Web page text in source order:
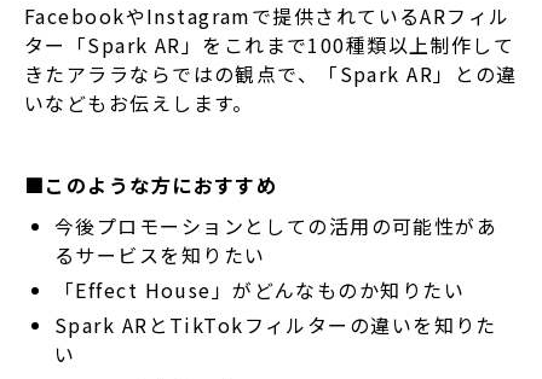
FacebookやInstagramで提供されているARフィル
ター「Spark AR」をこれまで100種類以上制作して
きたアララならではの観点で、「Spark AR」との違
いなどもお伝えします。
■このような方におすすめ
今後プロモーションとしての活用の可能性があ
るサービスを知りたい
「Effect House」がどんなものか知りたい
Spark ARとTikTokフィルターの違いを知りた
い